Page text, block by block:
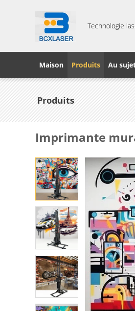
Technologie
Maison Produits Au
Produits
Imprimante